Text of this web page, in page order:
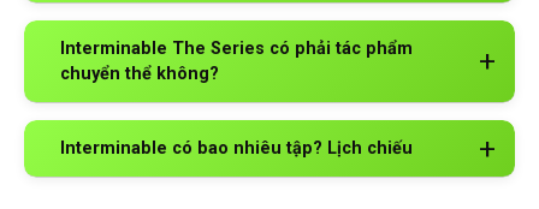
Interminable The Series có phải tác phẩm
chuyển thể không?
Interminable có bao nhiêu tập? Lịch chiếu